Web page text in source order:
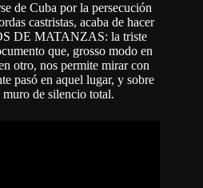
de Cuba por la persecución
castristas, acaba de hacer
DE MATANZAS: la triste
que, grosso modo en
otro, nos permite mirar con
pasó en aquel lugar, y sobre
de silencio total.